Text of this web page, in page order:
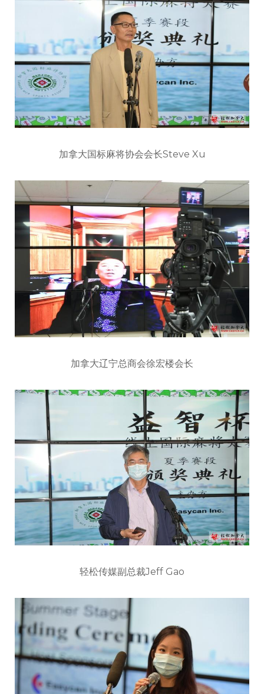
加拿大国标麻将协会会长Steve Xu
加拿大辽宁总商会徐宏楼会长
轻松传媒副总裁Jeff Gao